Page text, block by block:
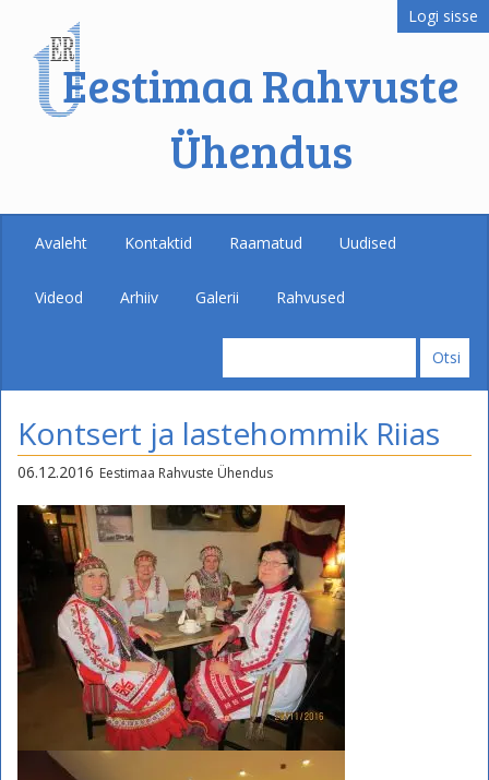
Logi sisse
Eestimaa Rahvuste
Ühendus
Avaleht Kontaktid Raamatud Uudised
Videod Arhiiv Galerii Rahvused
Kontsert ja lastehommik Riias
06.12.2016 Eestimaa Rahvuste Ühendus